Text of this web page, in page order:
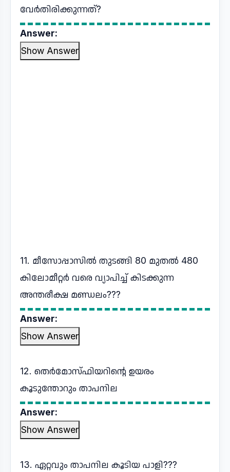
വേർതിരിക്കുന്നത്?
Answer:
Show Answer
11. മീസോപ്പാസിൽ തുടങ്ങി 80 മുതൽ 480
കിലോമീറ്റർ വരെ വ്യാപിച്ച് കിടക്കുന്ന
അന്തരീക്ഷ മണ്ഡലം???
Answer:
Show Answer
12. തെർമോസ്ഫിയറിന്റെ ഉയരം
കൂടുന്തോറും താപനില
Answer:
Show Answer
13. ഏറ്റവും താപനില കൂടിയ പാളി???